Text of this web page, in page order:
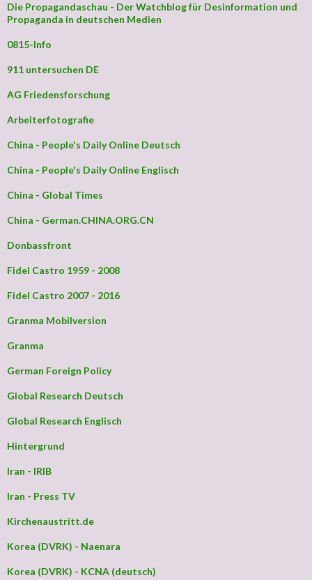
Die Propagandaschau - Der Watchblog für Desinformation und
Propaganda in deutschen Medien
0815-Info
911 untersuchen DE
AG Friedensforschung
Arbeiterfotografie
China - People's Daily Online Deutsch
China - People's Daily Online Englisch
China - Global Times
China - German.CHINA.ORG.CN
Donbassfront
Fidel Castro 1959 - 2008
Fidel Castro 2007 - 2016
Granma Mobilversion
Granma
German Foreign Policy
Global Research Deutsch
Global Research Englisch
Hintergrund
Iran - IRIB
Iran - Press TV
Kirchenaustritt.de
Korea (DVRK) - Naenara
Korea (DVRK) - KCNA (deutsch)